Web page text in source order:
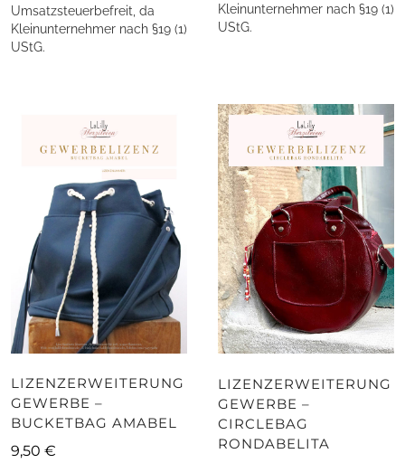
Umsatzsteuerbefreit, da
Kleinunternehmer nach §19 (1)
UStG.
Kleinunternehmer nach §19 (1)
UStG.
LIZENZERWEITERUNG
GEWERBE –
BUCKETBAG AMABEL
9,50 €
LIZENZERWEITERUNG
GEWERBE –
CIRCLEBAG
RONDABELITA